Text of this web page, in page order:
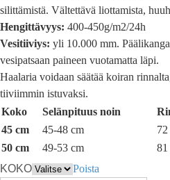
silittämistä. Vältettävä liottamista,
Hengittävyys: 400-450g/m2/24h
Vesitiiviys: yli 10.000 mm.
vesipatsaan paineen vuotamatta läpi.
Haalaria voidaan säätää koiran
tiiviimmin istuvaksi.
Koko
Selänpituus noin
45 cm
45-48 cm
50 cm
49-53 cm 81
KOKO
Poista